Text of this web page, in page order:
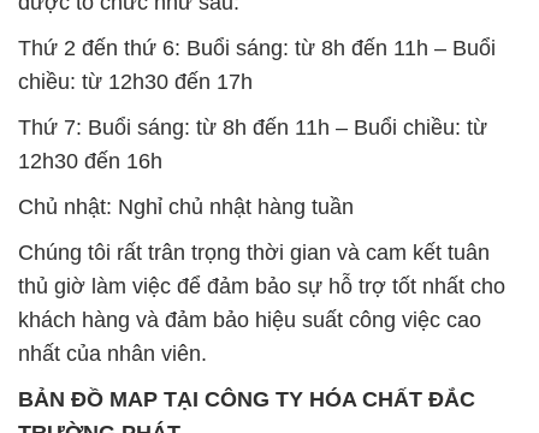
Thứ 2 đến thứ 6: Buổi sáng: từ 8h đến 11h – Buổi
chiều: từ 12h30 đến 17h
Thứ 7: Buổi sáng: từ 8h đến 11h – Buổi chiều: từ
12h30 đến 16h
Chủ nhật: Nghỉ chủ nhật hàng tuần
Chúng tôi rất trân trọng thời gian và cam kết tuân
thủ giờ làm việc để đảm bảo sự hỗ trợ tốt nhất cho
khách hàng và đảm bảo hiệu suất công việc cao
nhất của nhân viên.
BẢN ĐỒ MAP TẠI CÔNG TY HÓA CHẤT ĐẮC